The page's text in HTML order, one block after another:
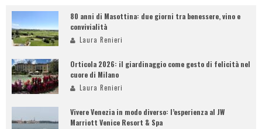
80 anni di Masottina: due giorni tra benessere, vino e
convivialità
Laura Renieri
Orticola 2026: il giardinaggio come gesto di felicità nel
cuore di Milano
Laura Renieri
Vivere Venezia in modo diverso: l’esperienza al JW
Marriott Venice Resort & Spa